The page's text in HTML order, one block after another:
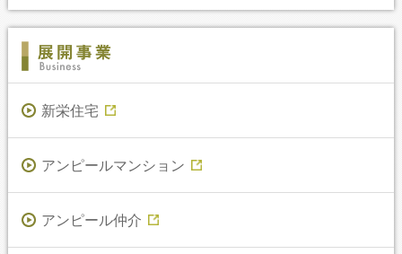
新栄住宅
アンピールマンション
アンピール仲介